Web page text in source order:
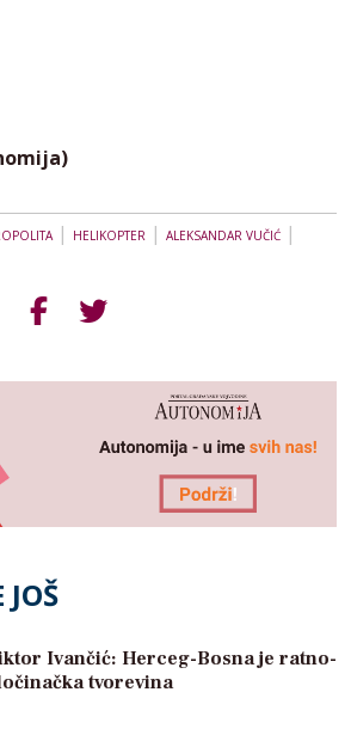
| HELIKOPTER | ALEKSANDAR VUČIĆ |
JOŠ
Ivančić: Herceg-Bosna je ratno-
tvorevina